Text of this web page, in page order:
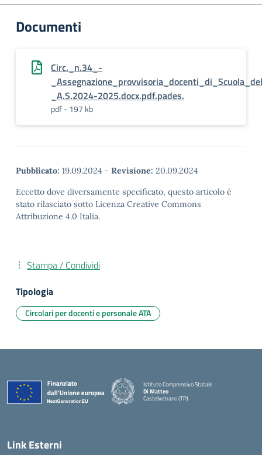
Documenti
Circ._n.34_-
_A.S.2024-2025.docx.pdf.pades.
pdf - 197 kb
Pubblicato: 19.09.2024 - Revisione: 20.09.2024
Eccetto dove diversamente specificato, questo articolo è
stato rilasciato sotto Licenza Creative Commons
Attribuzione 4.0 Italia.
Stampa / Condividi
Tipologia
Circolari per docenti e personale ATA
Istituto Comprensivo Statale
Di Matteo
Castelvetrano (TP)
Link Esterni